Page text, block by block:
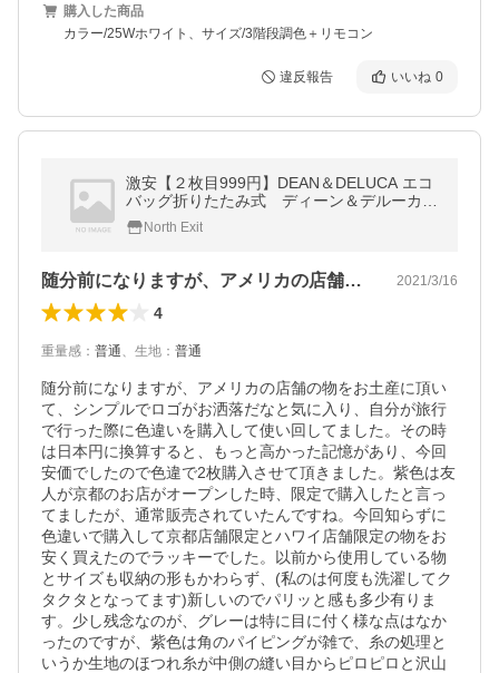
購入した商品
カラー/25Wホワイト、サイズ/3階段調色＋リモコン
違反報告 いいね 0
激安【２枚目999円】DEAN＆DELUCA エコ
バッグ折りたたみ式 ディーン＆デルーカ
ショッピングバッグ トートバッグ 買い物バ
North Exit
随分前になりますが、アメリカの店舗の物… 2021/3/16
4
重量感 ： 普通、 生地 ： 普通
随分前になりますが、アメリカの店舗の物をお土産に頂い
て、シンプルでロゴがお洒落だなと気に入り、自分が旅行
で行った際に色違いを購入して使い回してました。その時
は日本円に換算すると、もっと高かった記憶があり、今回
安価でしたので色違で2枚購入させて頂きました。紫色は友
人が京都のお店がオープンした時、限定で購入したと言っ
てましたが、通常販売されていたんですね。今回知らずに
色違いで購入して京都店舗限定とハワイ店舗限定の物をお
安く買えたのでラッキーでした。以前から使用している物
とサイズも収納の形もかわらず、(私のは何度も洗濯してク
タクタとなってます)新しいのでパリッと感も多少有りま
す。少し残念なのが、グレーは特に目に付く様な点はなか
ったのですが、紫色は角のパイピングが雑で、糸の処理と
いうか生地のほつれ糸が中側の縫い目からピロピロと沢山